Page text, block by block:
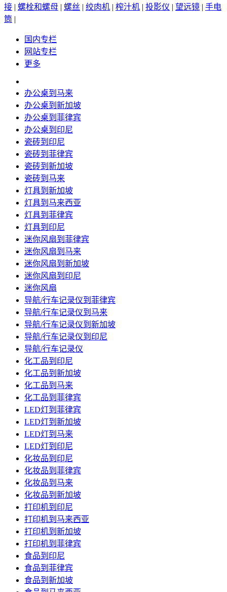
接 | 螺栓和螺母 | 螺丝 | 绞肉机 | 榨汁机 | 投影仪 | 望远镜 | 手电
筒 |
国内专栏
网站专栏
更多
办公桌到马来
办公桌到新加坡
办公桌到菲律宾
办公桌到印尼
瓷砖到印尼
瓷砖到菲律宾
瓷砖到新加坡
瓷砖到马来
灯具到新加坡
灯具到马来西亚
灯具到菲律宾
灯具到印尼
迷你风扇到菲律宾
迷你风扇到马来
迷你风扇到新加坡
迷你风扇到印尼
迷你风扇
导航/行车记录仪到菲律宾
导航/行车记录仪到马来
导航/行车记录仪到新加坡
导航/行车记录仪到印尼
导航/行车记录仪
化工品到印尼
化工品到新加坡
化工品到马来
化工品到菲律宾
LED灯到菲律宾
LED灯到新加坡
LED灯到马来
LED灯到印尼
化妆品到印尼
化妆品到菲律宾
化妆品到马来
化妆品到新加坡
打印机到印尼
打印机到马来西亚
打印机到新加坡
打印机到菲律宾
食品到印尼
食品到菲律宾
食品到新加坡